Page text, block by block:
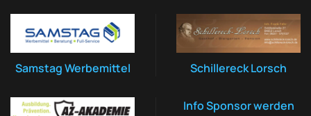
Samstag Werbemittel Schillereck Lorsch
Info Sponsor werden